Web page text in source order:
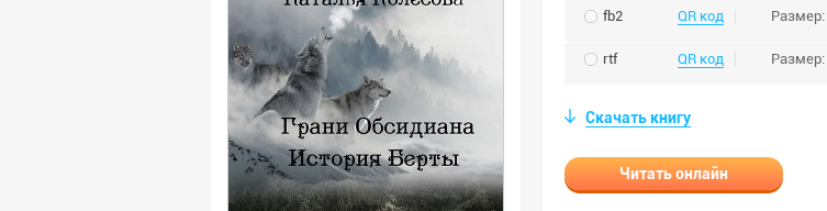
fb2 QR код Размер:
rtf QR код Размер:
Скачать книгу
Читать онлайн